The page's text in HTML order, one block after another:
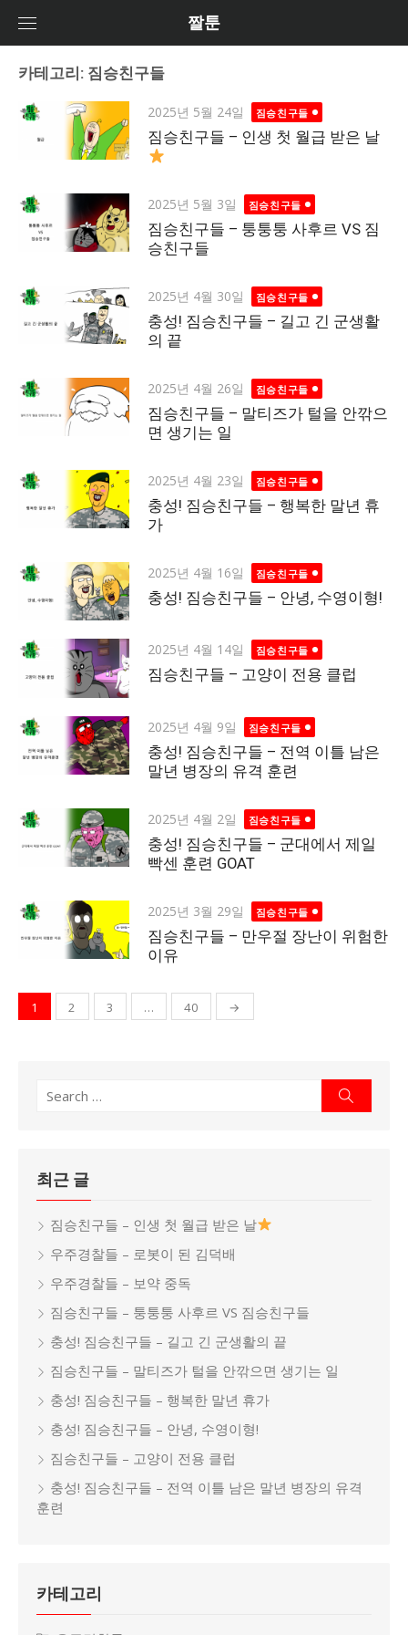
짤툰
카테고리: 짐승친구들
Posted
on
2025년 5월 24일 짐승친구들
짐승친구들 – 인생 첫 월급 받은 날
Posted
on
2025년 5월 3일 짐승친구들
짐승친구들 – 퉁퉁퉁 사후르 VS 짐
승친구들
Posted
on
2025년 4월 30일 짐승친구들
충성! 짐승친구들 – 길고 긴 군생활
의 끝
Posted
on
2025년 4월 26일 짐승친구들
짐승친구들 – 말티즈가 털을 안깎으
면 생기는 일
Posted
on
2025년 4월 23일 짐승친구들
충성! 짐승친구들 – 행복한 말년 휴
가
Posted
on
2025년 4월 16일 짐승친구들
충성! 짐승친구들 – 안녕, 수영이형!
Posted
on
2025년 4월 14일 짐승친구들
짐승친구들 – 고양이 전용 클럽
Posted
on
2025년 4월 9일 짐승친구들
충성! 짐승친구들 – 전역 이틀 남은
말년 병장의 유격 훈련
Posted
on
2025년 4월 2일 짐승친구들
충성! 짐승친구들 – 군대에서 제일
빡센 훈련 GOAT
Posted
on
2025년 3월 29일 짐승친구들
짐승친구들 – 만우절 장난이 위험한
이유
글
1 2 3 … 40 →
Search
최근 글
짐승친구들 – 인생 첫 월급 받은 날
우주경찰들 – 로봇이 된 김덕배
우주경찰들 – 보약 중독
짐승친구들 – 퉁퉁퉁 사후르 VS 짐승친구들
충성! 짐승친구들 – 길고 긴 군생활의 끝
짐승친구들 – 말티즈가 털을 안깎으면 생기는 일
충성! 짐승친구들 – 행복한 말년 휴가
충성! 짐승친구들 – 안녕, 수영이형!
짐승친구들 – 고양이 전용 클럽
충성! 짐승친구들 – 전역 이틀 남은 말년 병장의 유격
훈련
카테고리